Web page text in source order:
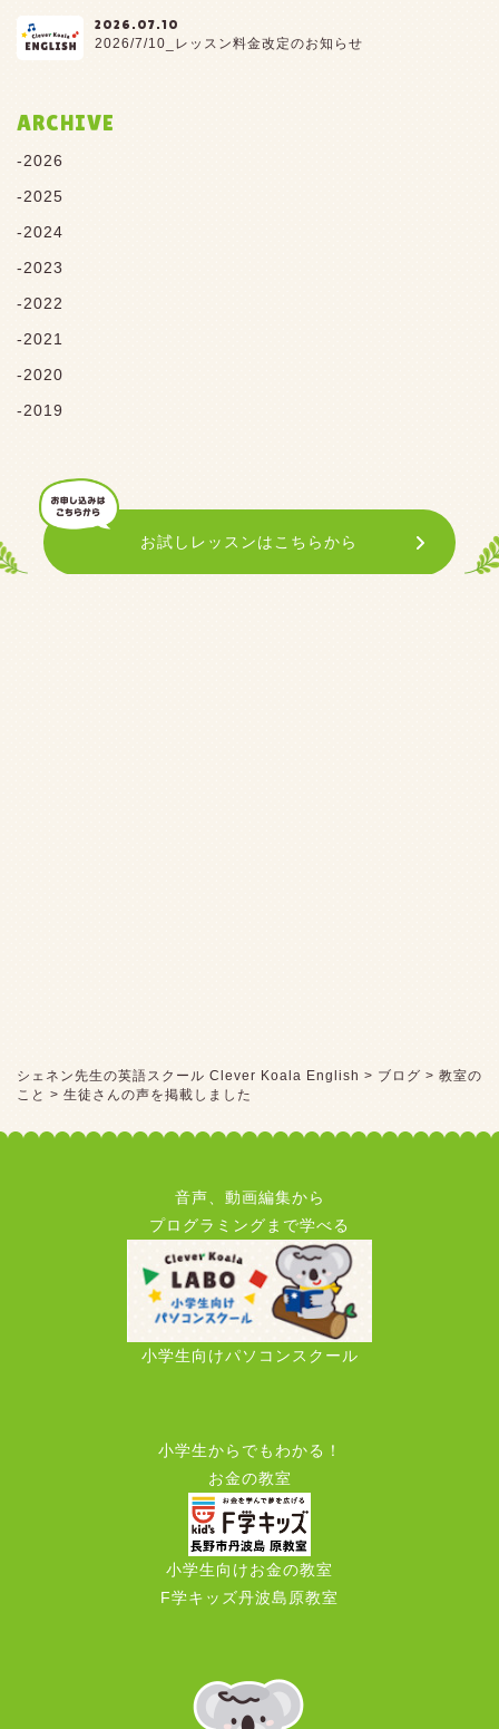
2026.07.10
2026/7/10_レッスン料金改定のお知らせ
ARCHIVE
2026
2025
2024
2023
2022
2021
2020
2019
お試しレッスンはこちらから
シェネン先生の英語スクール Clever Koala English > ブログ > 教室の
こと > 生徒さんの声を掲載しました
音声、動画編集から
プログラミングまで学べる
小学生向けパソコンスクール
小学生からでもわかる！
お金の教室
小学生向けお金の教室
F学キッズ丹波島原教室